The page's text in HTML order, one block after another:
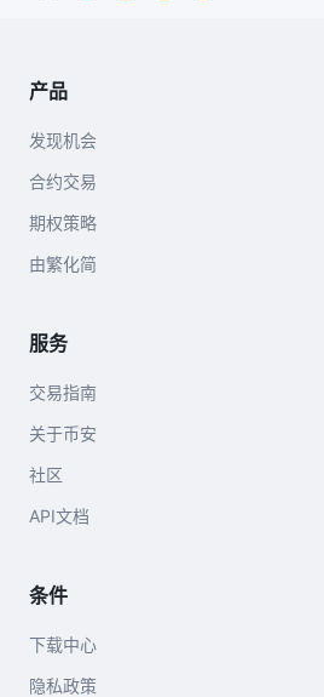
产品
发现机会
合约交易
期权策略
由繁化简
服务
交易指南
关于币安
社区
API文档
条件
下载中心
隐私政策